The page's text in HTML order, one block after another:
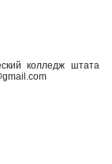
колледж штата